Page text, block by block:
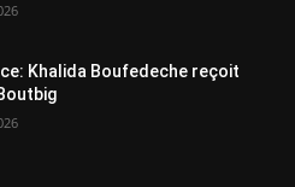
Khalida Boufedeche reçoit